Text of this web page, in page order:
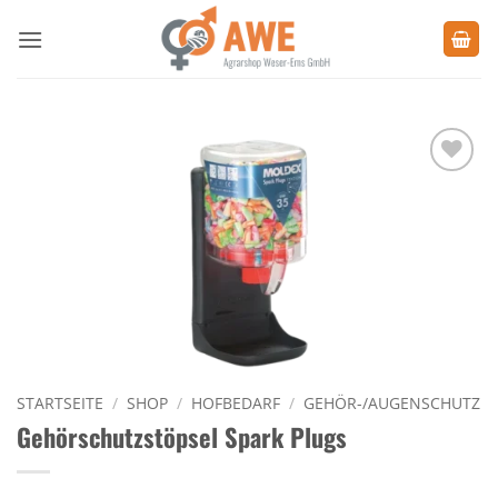
Inhalt
STARTSEITE / SHOP / HOFBEDARF / GEHÖR-/AUGENSCHUTZ
Gehörschutzstöpsel Spark Plugs